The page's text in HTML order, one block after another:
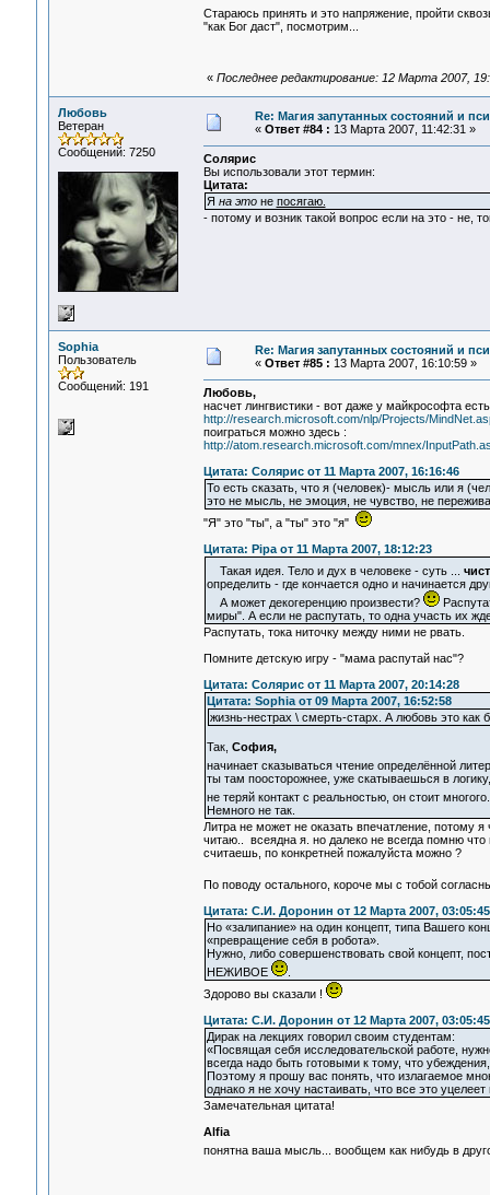
Стараюсь принять и это напряжение, пройти
"как Бог даст", посмотрим...
« Последнее редактирование: 12 Марта 2007,
Любовь
Ветеран
Сообщений: 7250
Re: Магия запутанных состояний и
« Ответ #84 : 13 Марта 2007, 11:42:31 »
Солярис
Вы использовали этот термин:
Цитата:
Я на этоне посягаю.
- потому и возник такой вопрос если на это - не,
Sophia
Пользователь
Сообщений: 191
Re: Магия запутанных состояний и
« Ответ #85 : 13 Марта 2007, 16:10:59 »
Любовь,
насчет лингвистики - вот даже у майкрософта
http://research.microsoft.com/nlp/Projects/
поиграться можно здесь :
http://atom.research.microsoft.com/mnex/
Цитата: Солярис от 11 Марта 2007, 16:16:46
То есть сказать, что я (человек)- мысль или я
это не мысль, не эмоция, не чувство, не
"Я" это "ты", а "ты" это "я"
Цитата: Pipa от 11 Марта 2007, 18:12:23
Такая идея. Тело и дух в человеке - суть ...
определить - где кончается одно и начинается
А может декогеренцию произвести?
миры". А если не распутать, то одна участь их
Распутать, тока ниточку между ними не рвать.
Помните детскую игру - "мама распутай нас"?
Цитата: Солярис от 11 Марта 2007, 20:14:28
Цитата: Sophia от 09 Марта 2007, 16:52:58
жизнь-нестрах \ смерть-старх. А любовь это
Так, София,
начинает сказываться чтение определённой
ты там поосторожнее, уже скатываешься в логику,
не теряй контакт с реальностью, он стоит
Немного не так.
Литра не может не оказать впечатление, потому
читаю.. всеядна я. но далеко не всегда помню
считаешь, по конкретней пожалуйста можно ?
По поводу остального, короче мы с тобой
Цитата: С.И. Доронин от 12 Марта 2007, 03:05:45
Но «залипание» на один концепт, типа Вашего
«превращение себя в робота».
Нужно, либо совершенствовать свой концепт,
НЕЖИВОЕ
.
Здорово вы сказали !
Цитата: С.И. Доронин от 12 Марта 2007, 03:05:45
Дирак на лекциях говорил своим студентам:
«Посвящая себя исследовательской работе,
всегда надо быть готовыми к тому, что
Поэтому я прошу вас понять, что излагаемое
однако я не хочу настаивать, что все это
Замечательная цитата!
Alfia
понятна ваша мысль... вообщем как нибудь в